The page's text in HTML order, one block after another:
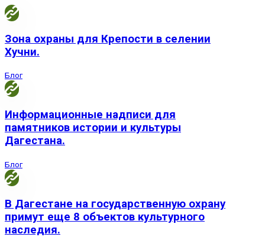
Зона охраны для Крепости в селении
Хучни.
Блог
Информационные надписи для
памятников истории и культуры
Дагестана.
Блог
В Дагестане на государственную охрану
примут еще 8 объектов культурного
наследия.